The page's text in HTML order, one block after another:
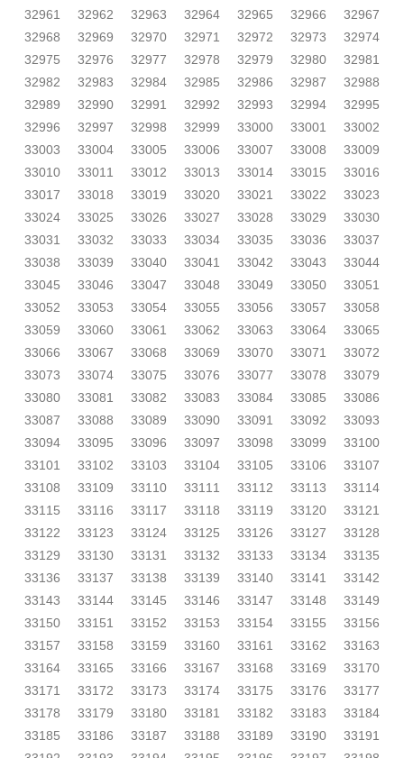
32961
32962 32963 32964 32965 32966
32967
32968
32969 32970 32971 32972 32973
32974
32975
32976 32977 32978 32979 32980
32981
32982
32983 32984 32985 32986 32987
32988
32989
32990 32991 32992 32993 32994
32995
32996
32997 32998 32999 33000 33001
33002
33003
33004 33005 33006 33007 33008
33009
33010
33011 33012 33013 33014 33015
33016
33017
33018 33019 33020 33021 33022
33023
33024
33025 33026 33027 33028 33029
33030
33031
33032 33033 33034 33035 33036
33037
33038
33039 33040 33041 33042 33043
33044
33045
33046 33047 33048 33049 33050
33051
33052
33053 33054 33055 33056 33057
33058
33059
33060 33061 33062 33063 33064
33065
33066
33067 33068 33069 33070 33071
33072
33073
33074 33075 33076 33077 33078
33079
33080
33081 33082 33083 33084 33085
33086
33087
33088 33089 33090 33091 33092
33093
33094
33095 33096 33097 33098 33099
33100
33101
33102 33103 33104 33105 33106
33107
33108
33109 33110 33111 33112 33113
33114
33115
33116 33117 33118 33119 33120
33121
33122
33123 33124 33125 33126 33127
33128
33129
33130 33131 33132 33133 33134
33135
33136
33137 33138 33139 33140 33141
33142
33143
33144 33145 33146 33147 33148
33149
33150
33151 33152 33153 33154 33155
33156
33157
33158 33159 33160 33161 33162
33163
33164
33165 33166 33167 33168 33169
33170
33171
33172 33173 33174 33175 33176
33177
33178
33179 33180 33181 33182 33183
33184
33185
33186 33187 33188 33189 33190
33191